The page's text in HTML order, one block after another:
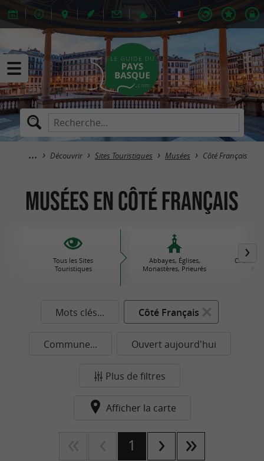
Découvrir Sites Touristiques Musées Côté Français
Musées en Côté Français
Tous les Sites
Touristiques
Abbayes, Églises,
Monastères, Prieurés
Mots clés... Côté Français
Commune... Ouvert aujourd'hui
Plus de filtres
Afficher la carte
1